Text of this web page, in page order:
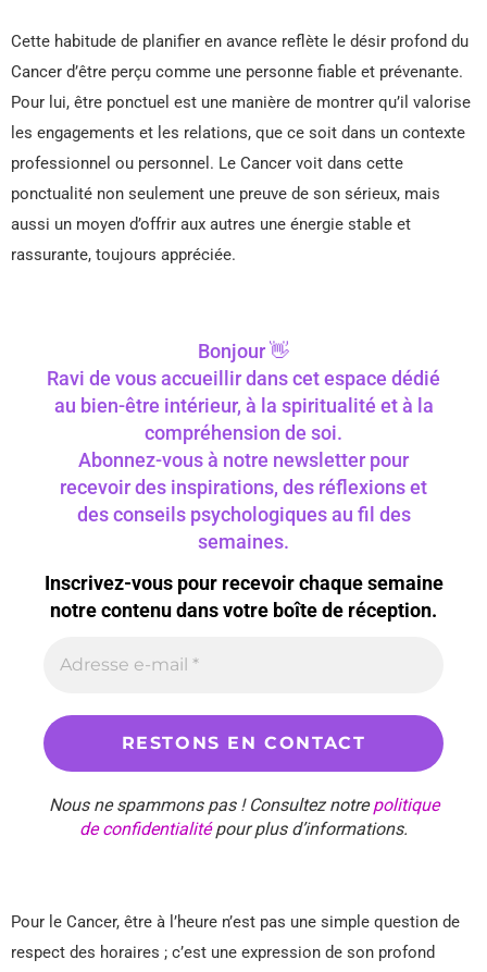
Cette habitude de planifier en avance reflète le désir profond du
Cancer d’être perçu comme une personne fiable et prévenante.
Pour lui, être ponctuel est une manière de montrer qu’il valorise
les engagements et les relations, que ce soit dans un contexte
professionnel ou personnel. Le Cancer voit dans cette
ponctualité non seulement une preuve de son sérieux, mais
aussi un moyen d’offrir aux autres une énergie stable et
rassurante, toujours appréciée.
Bonjour 👋
Ravi de vous accueillir dans cet espace dédié
au bien-être intérieur, à la spiritualité et à la
compréhension de soi.
Abonnez-vous à notre newsletter pour
recevoir des inspirations, des réflexions et
des conseils psychologiques au fil des
semaines.
Inscrivez-vous pour recevoir chaque semaine
notre contenu dans votre boîte de réception.
Nous ne spammons pas ! Consultez notrepolitique
de confidentialitépour plus d’informations.
Pour le Cancer, être à l’heure n’est pas une simple question de
respect des horaires ; c’est une expression de son profond